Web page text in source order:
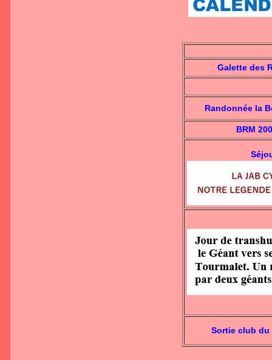
Galette des
Randonnée la
BRM
Sortie club du